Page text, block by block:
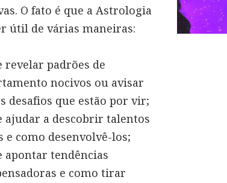
O fato é que a Astrologia
útil de várias maneiras:
revelar padrões de
nocivos ou avisar
desafios que estão por vir;
ajudar a descobrir talentos
e como desenvolvê-los;
apontar tendências
e como tirar